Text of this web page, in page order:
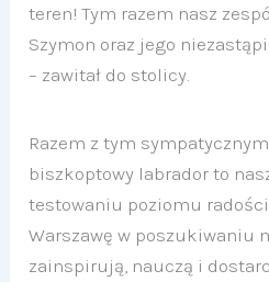
teren! Tym razem nasz
Szymon oraz jego
– zawitał do stolicy.
Razem z tym
biszkoptowy labrador to
testowaniu poziomu
Warszawę w poszukiwaniu
zainspirują, nauczą i